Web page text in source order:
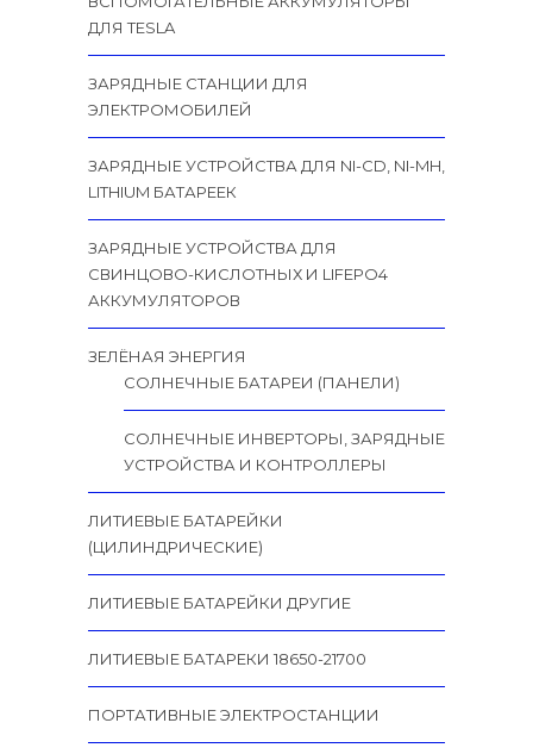
ДЛЯ TESLA
ЗАРЯДНЫЕ СТАНЦИИ ДЛЯ
ЭЛЕКТРОМОБИЛЕЙ
ЗАРЯДНЫЕ УСТРОЙСТВА ДЛЯ NI-CD, NI-MH,
LITHIUM БАТАРЕЕК
ЗАРЯДНЫЕ УСТРОЙСТВА ДЛЯ
СВИНЦОВО-КИСЛОТНЫХ И LIFEPO4
АККУМУЛЯТОРОВ
ЗЕЛЁНАЯ ЭНЕРГИЯ
СОЛНЕЧНЫЕ БАТАРЕИ (ПАНЕЛИ)
СОЛНЕЧНЫЕ ИНВЕРТОРЫ, ЗАРЯДНЫЕ
УСТРОЙСТВА И КОНТРОЛЛЕРЫ
ЛИТИЕВЫЕ БАТАРЕЙКИ
(ЦИЛИНДРИЧЕСКИЕ)
ЛИТИЕВЫЕ БАТАРЕЙКИ ДРУГИЕ
ЛИТИЕВЫЕ БАТАРЕКИ 18650-21700
ПОРТАТИВНЫЕ ЭЛЕКТРОСТАНЦИИ